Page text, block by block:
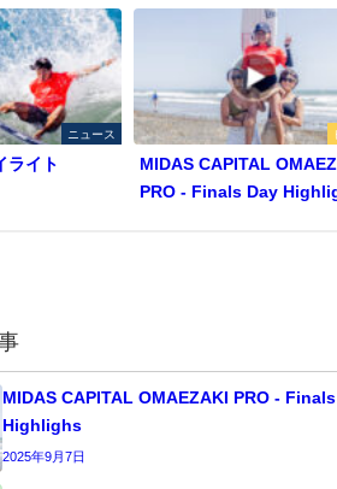
ニュース
ライト
MIDAS CAPITAL
PRO - Finals Day
MIDAS CAPITAL OMAEZAKI PRO -
Highlighs
2025年9月7日